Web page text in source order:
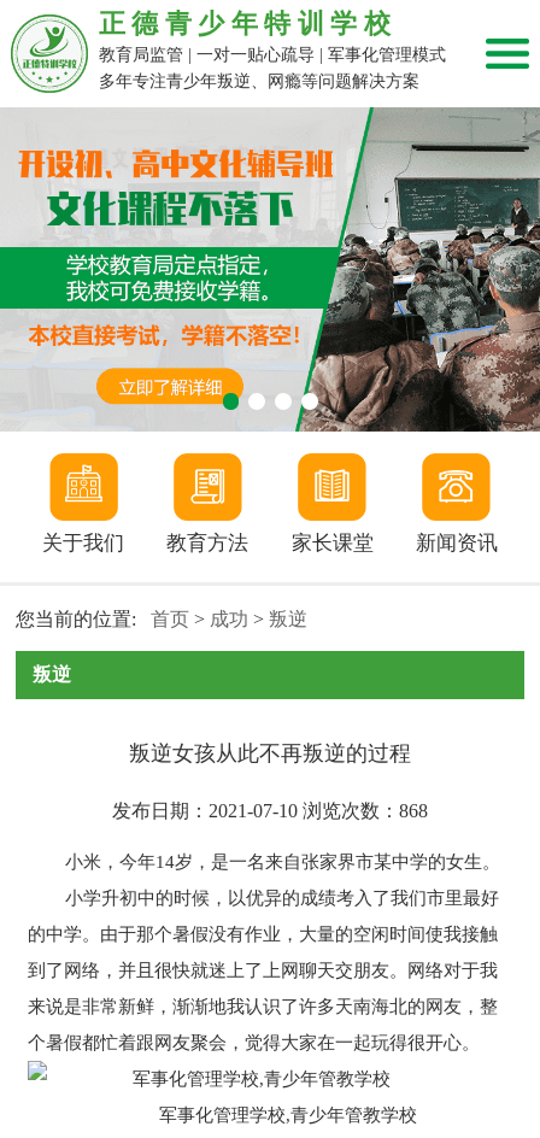
正德青少年特训学校
教育局监管 | 一对一贴心疏导 | 军事化管理模式
多年专注青少年叛逆、网瘾等问题解决方案
关于我们 教育方法 家长课堂 新闻资讯
您当前的位置:首页 > 成功 >叛逆
叛逆
叛逆女孩从此不再叛逆的过程
发布日期：2021-07-10 浏览次数： 868
小米，今年14岁，是一名来自张家界市某中学的女生。
小学升初中的时候，以优异的成绩考入了我们市里最好
的中学。由于那个暑假没有作业，大量的空闲时间使我接触
到了网络，并且很快就迷上了上网聊天交朋友。网络对于我
来说是非常新鲜，渐渐地我认识了许多天南海北的网友，整
个暑假都忙着跟网友聚会，觉得大家在一起玩得很开心。
军事化管理学校,青少年管教学校